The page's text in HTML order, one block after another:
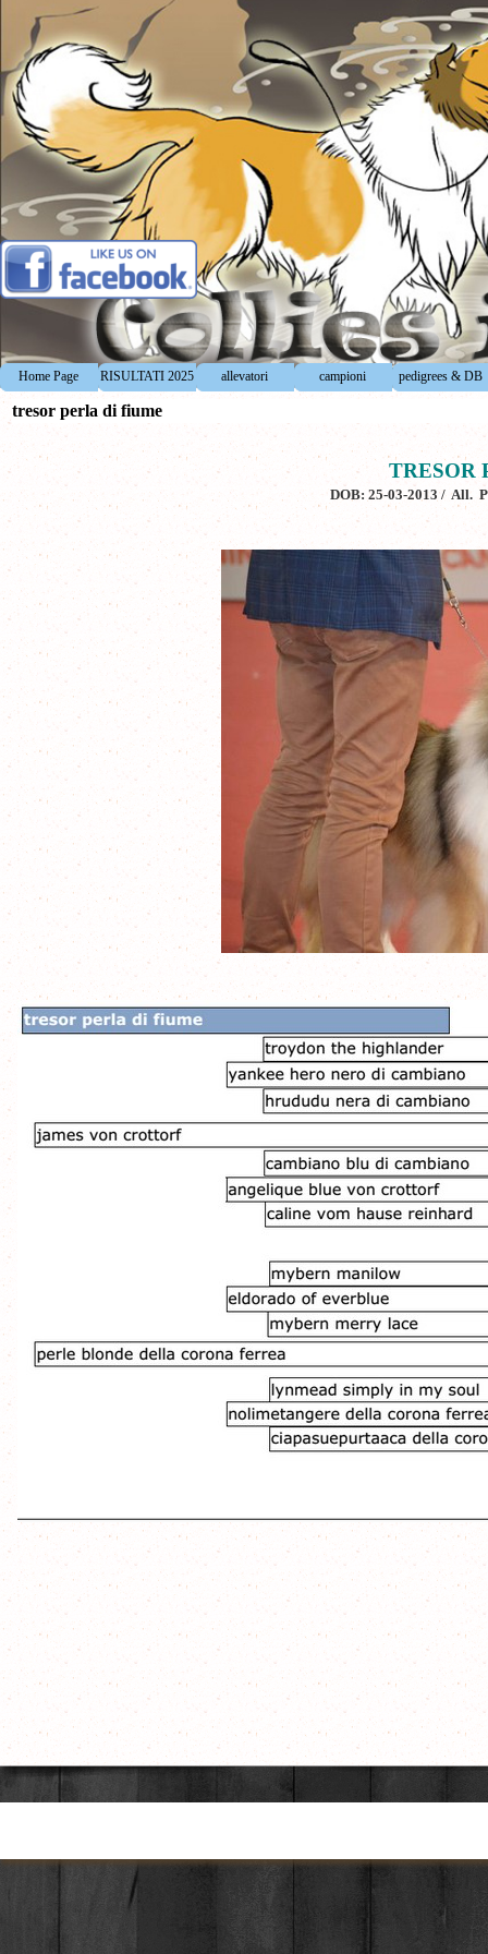
Vai ai contenuti
Home Page RISULTATI 2025 ▼
allevatori ▼
campioni ▼
pedigrees & DB
tresor perla di fiume
TRESOR
DOB: 25-03-2013 / All.